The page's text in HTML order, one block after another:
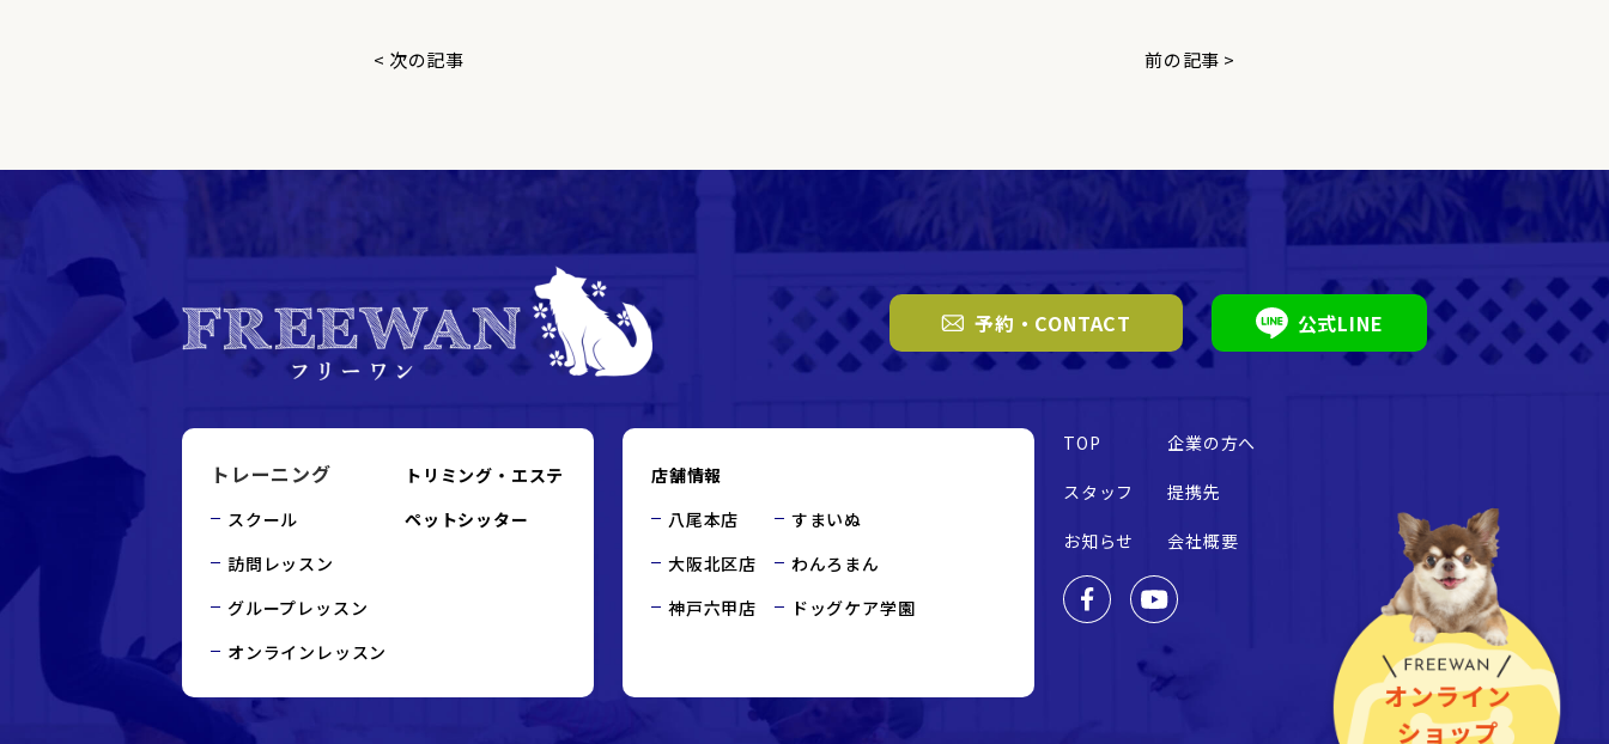
< 次の記事 前の記事 >
予約・CONTACT 公式LINE
トレーニング
スクール
訪問レッスン
グループレッスン
オンラインレッスン
トリミング・エステ
ペットシッター
店舗情報
八尾本店
大阪北区店
神戸六甲店
すまいぬ
わんろまん
ドッグケア学園
TOP 企業の方へ
スタッフ 提携先
お知らせ 会社概要